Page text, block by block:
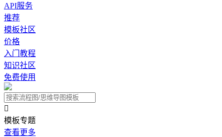
API服务
推荐
模板社区
价格
入门教程
知识社区
免费使用

模板专题
查看更多